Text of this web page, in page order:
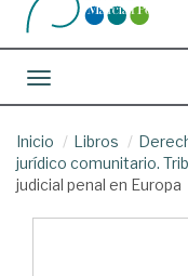
Toggle navigation
Inicio Libros
jurídico comunitario.
judicial penal en Europa